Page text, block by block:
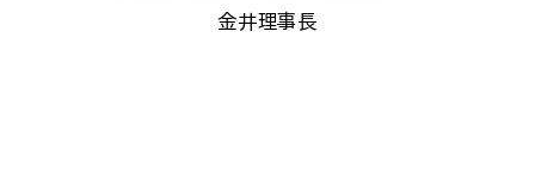
金井理事長